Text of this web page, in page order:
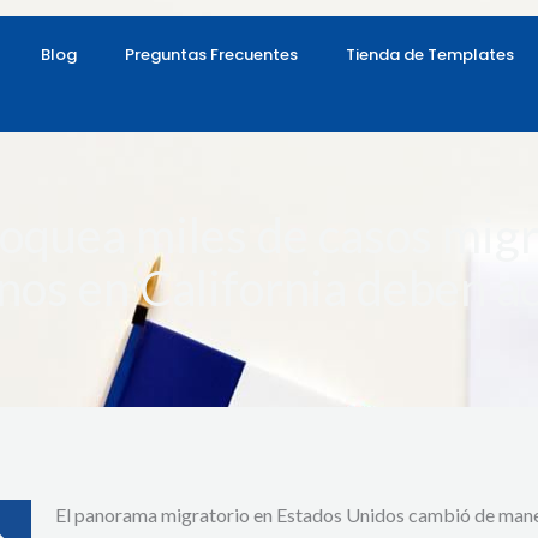
Blog Preguntas Frecuentes Tienda de Templates
en California deben
El panorama migratorio en Estados Unidos cambió de